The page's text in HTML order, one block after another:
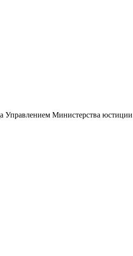
Управлением Министерства